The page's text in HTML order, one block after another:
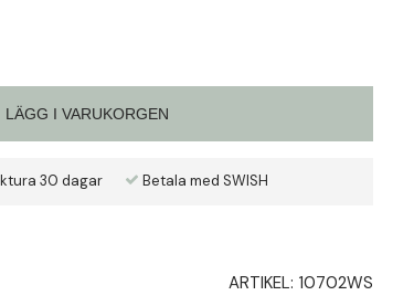
LÄGG I VARUKORGEN
30 dagar Betala med SWISH
ARTIKEL: 10702WS